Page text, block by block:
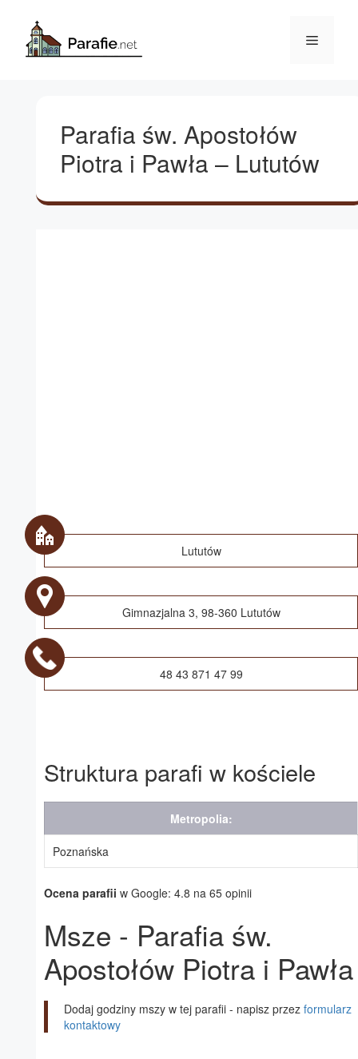
Menu
Parafia św. Apostołów
Piotra i Pawła – Lututów
Lututów
Gimnazjalna 3, 98-360 Lututów
48 43 871 47 99
Struktura parafi w kościele
Metropolia:
Poznańska
Ocena parafii w Google: 4.8 na 65 opinii
Msze - Parafia św.
Apostołów Piotra i Pawła
Dodaj godziny mszy w tej parafii - napisz przez formularz
kontaktowy